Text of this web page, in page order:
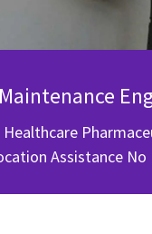
Healthcare
Assistance No